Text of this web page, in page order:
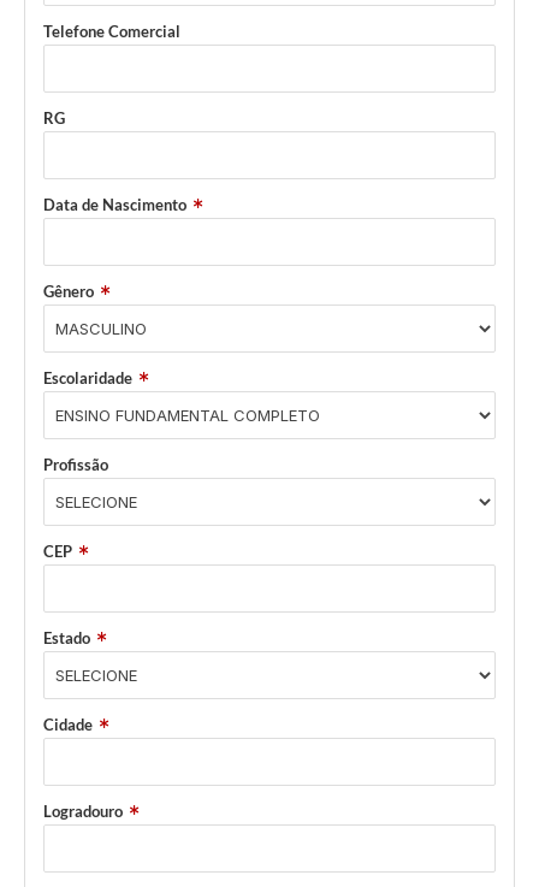
Telefone Comercial
RG
Data de Nascimento
Gênero
Escolaridade
Profissão
CEP
Estado
Cidade
Logradouro